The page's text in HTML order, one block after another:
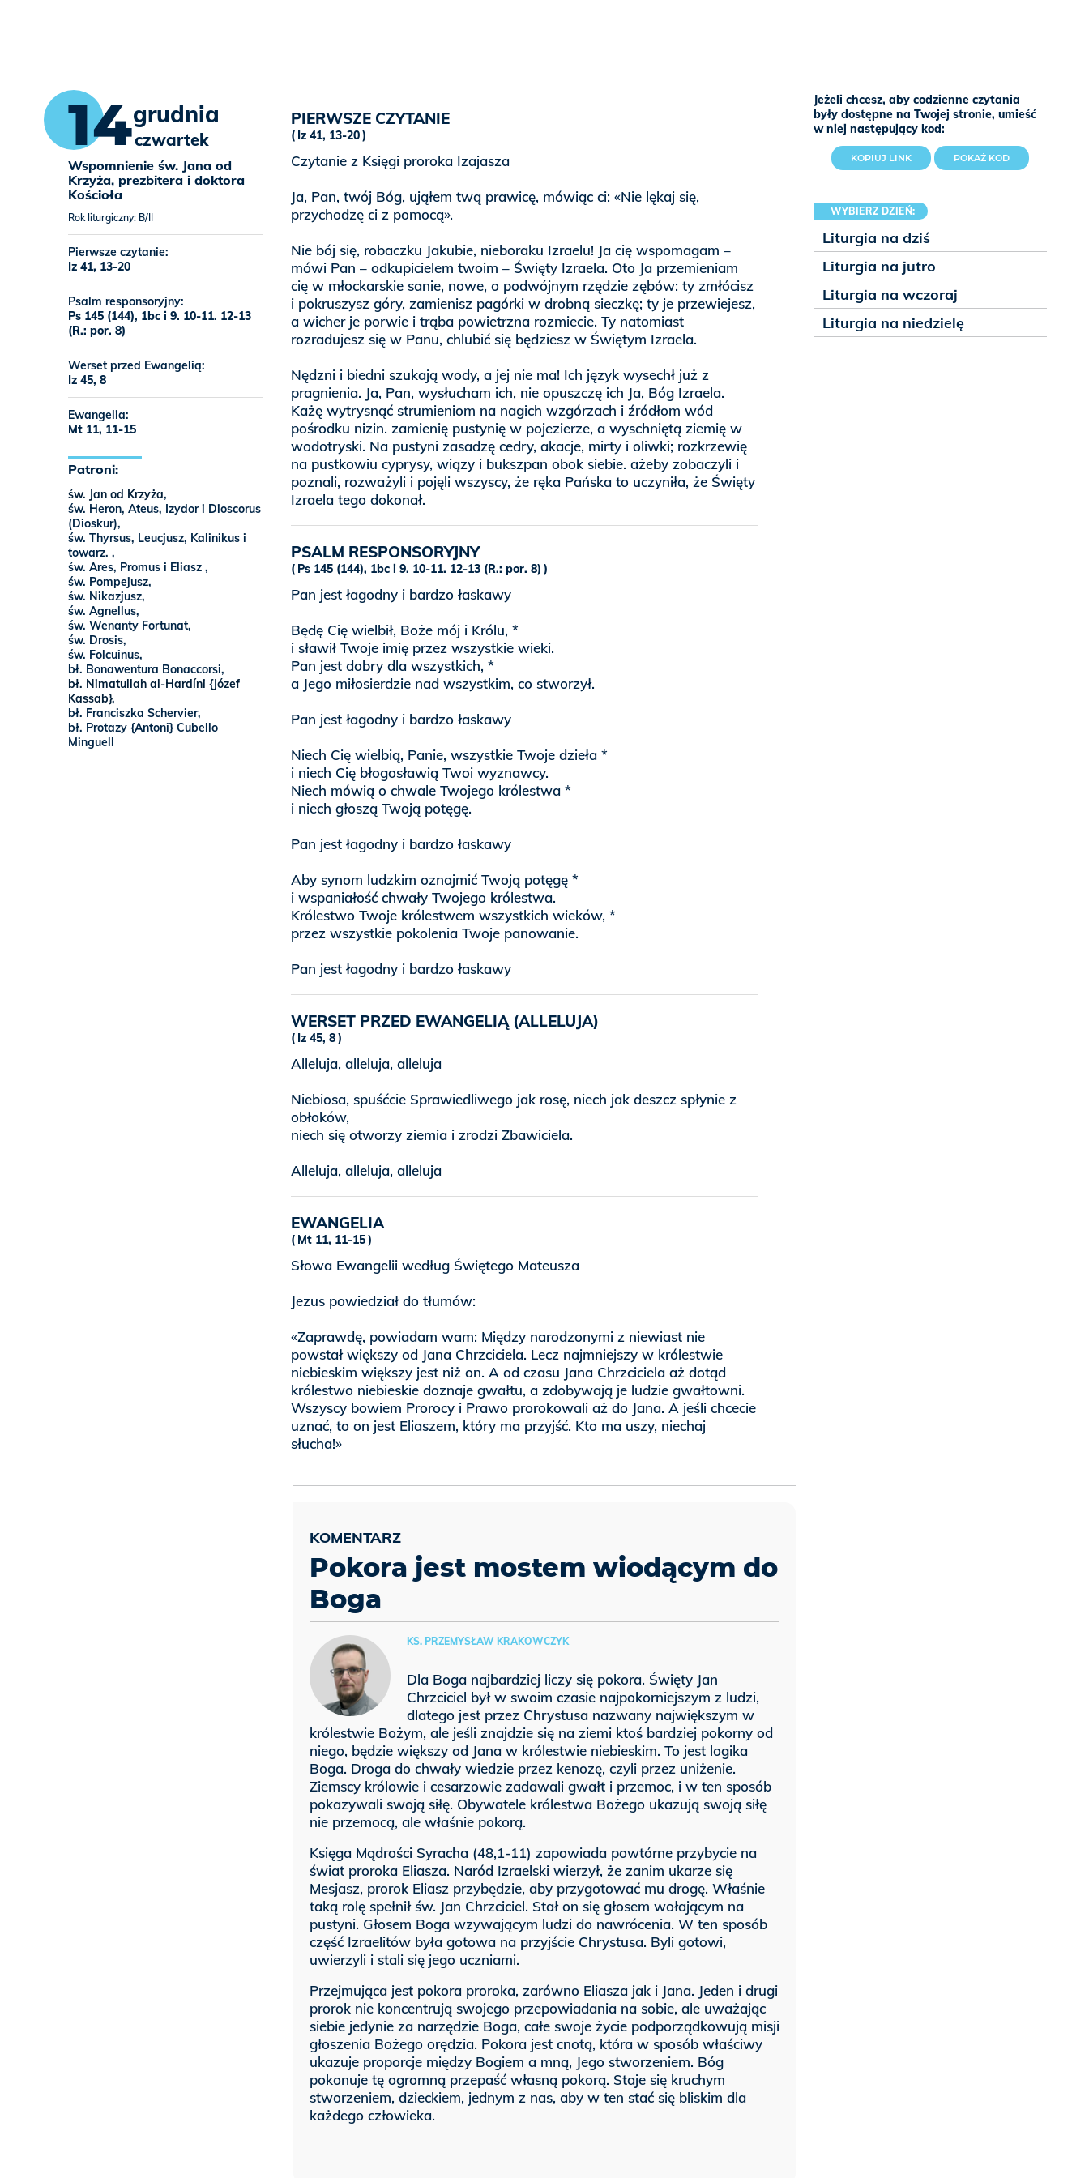
14grudnia
czwartek
Wspomnienie św. Jana od
Krzyża, prezbitera i doktora
Kościoła
Rok liturgiczny: B/II
Pierwsze czytanie:
Iz 41, 13-20
Psalm responsoryjny:
Ps 145 (144), 1bc i 9. 10-11. 12-13
(R.: por. 8)
Werset przed Ewangelią:
Iz 45, 8
Ewangelia:
Mt 11, 11-15
Patroni:
św. Jan od Krzyża,
św. Heron, Ateus, Izydor i Dioscorus
(Dioskur),
św. Thyrsus, Leucjusz, Kalinikus i
towarz. ,
św. Ares, Promus i Eliasz ,
św. Pompejusz,
św. Nikazjusz,
św. Agnellus,
św. Wenanty Fortunat,
św. Drosis,
św. Folcuinus,
bł. Bonawentura Bonaccorsi,
bł. Nimatullah al-Hardíni {Józef
Kassab},
bł. Franciszka Schervier,
bł. Protazy {Antoni} Cubello
Minguell
PIERWSZE CZYTANIE
Iz 41, 13-20
Czytanie z Księgi proroka Izajasza
Ja, Pan, twój Bóg, ująłem twą prawicę, mówiąc ci: «Nie lękaj się,
przychodzę ci z pomocą».
Nie bój się, robaczku Jakubie, nieboraku Izraelu! Ja cię wspomagam –
mówi Pan – odkupicielem twoim – Święty Izraela. Oto Ja przemieniam
cię w młockarskie sanie, nowe, o podwójnym rzędzie zębów: ty zmłócisz
i pokruszysz góry, zamienisz pagórki w drobną sieczkę; ty je przewiejesz,
a wicher je porwie i trąba powietrzna rozmiecie. Ty natomiast
rozradujesz się w Panu, chlubić się będziesz w Świętym Izraela.
Nędzni i biedni szukają wody, a jej nie ma! Ich język wysechł już z
pragnienia. Ja, Pan, wysłucham ich, nie opuszczę ich Ja, Bóg Izraela.
Każę wytrysnąć strumieniom na nagich wzgórzach i źródłom wód
pośrodku nizin. zamienię pustynię w pojezierze, a wyschniętą ziemię w
wodotryski. Na pustyni zasadzę cedry, akacje, mirty i oliwki; rozkrzewię
na pustkowiu cyprysy, wiązy i bukszpan obok siebie. ażeby zobaczyli i
poznali, rozważyli i pojęli wszyscy, że ręka Pańska to uczyniła, że Święty
Izraela tego dokonał.
PSALM RESPONSORYJNY
Ps 145 (144), 1bc i 9. 10-11. 12-13 (R.: por. 8)
Pan jest łagodny i bardzo łaskawy
Będę Cię wielbił, Boże mój i Królu, *
i sławił Twoje imię przez wszystkie wieki.
Pan jest dobry dla wszystkich, *
a Jego miłosierdzie nad wszystkim, co stworzył.
Pan jest łagodny i bardzo łaskawy
Niech Cię wielbią, Panie, wszystkie Twoje dzieła *
i niech Cię błogosławią Twoi wyznawcy.
Niech mówią o chwale Twojego królestwa *
i niech głoszą Twoją potęgę.
Pan jest łagodny i bardzo łaskawy
Aby synom ludzkim oznajmić Twoją potęgę *
i wspaniałość chwały Twojego królestwa.
Królestwo Twoje królestwem wszystkich wieków, *
przez wszystkie pokolenia Twoje panowanie.
Pan jest łagodny i bardzo łaskawy
WERSET PRZED EWANGELIĄ (ALLELUJA)
Iz 45, 8
Alleluja, alleluja, alleluja
Niebiosa, spuśćcie Sprawiedliwego jak rosę, niech jak deszcz spłynie z
obłoków,
niech się otworzy ziemia i zrodzi Zbawiciela.
Alleluja, alleluja, alleluja
EWANGELIA
Mt 11, 11-15
Słowa Ewangelii według Świętego Mateusza
Jezus powiedział do tłumów:
«Zaprawdę, powiadam wam: Między narodzonymi z niewiast nie
powstał większy od Jana Chrzciciela. Lecz najmniejszy w królestwie
niebieskim większy jest niż on. A od czasu Jana Chrzciciela aż dotąd
królestwo niebieskie doznaje gwałtu, a zdobywają je ludzie gwałtowni.
Wszyscy bowiem Prorocy i Prawo prorokowali aż do Jana. A jeśli chcecie
uznać, to on jest Eliaszem, który ma przyjść. Kto ma uszy, niechaj
słucha!»
Jeżeli chcesz, aby codzienne czytania
były dostępne na Twojej stronie, umieść
w niej następujący kod:
KOPIUJ LINK POKAŻ KOD
WYBIERZ DZIEŃ:
Liturgia na dziś
Liturgia na jutro
Liturgia na wczoraj
Liturgia na niedzielę
Pokora jest mostem wiodącym do
Boga
KS. PRZEMYSŁAW KRAKOWCZYK
Dla Boga najbardziej liczy się pokora. Święty Jan
Chrzciciel był w swoim czasie najpokorniejszym z ludzi,
dlatego jest przez Chrystusa nazwany największym w
królestwie Bożym, ale jeśli znajdzie się na ziemi ktoś bardziej pokorny od
niego, będzie większy od Jana w królestwie niebieskim. To jest logika
Boga. Droga do chwały wiedzie przez kenozę, czyli przez uniżenie.
Ziemscy królowie i cesarzowie zadawali gwałt i przemoc, i w ten sposób
pokazywali swoją siłę. Obywatele królestwa Bożego ukazują swoją siłę
nie przemocą, ale właśnie pokorą.
Księga Mądrości Syracha (48,1-11) zapowiada powtórne przybycie na
świat proroka Eliasza. Naród Izraelski wierzył, że zanim ukarze się
Mesjasz, prorok Eliasz przybędzie, aby przygotować mu drogę. Właśnie
taką rolę spełnił św. Jan Chrzciciel. Stał on się głosem wołającym na
pustyni. Głosem Boga wzywającym ludzi do nawrócenia. W ten sposób
część Izraelitów była gotowa na przyjście Chrystusa. Byli gotowi,
uwierzyli i stali się jego uczniami.
Przejmująca jest pokora proroka, zarówno Eliasza jak i Jana. Jeden i drugi
prorok nie koncentrują swojego przepowiadania na sobie, ale uważając
siebie jedynie za narzędzie Boga, całe swoje życie podporządkowują misji
głoszenia Bożego orędzia. Pokora jest cnotą, która w sposób właściwy
ukazuje proporcje między Bogiem a mną, Jego stworzeniem. Bóg
pokonuje tę ogromną przepaść własną pokorą. Staje się kruchym
stworzeniem, dzieckiem, jednym z nas, aby w ten stać się bliskim dla
każdego człowieka.